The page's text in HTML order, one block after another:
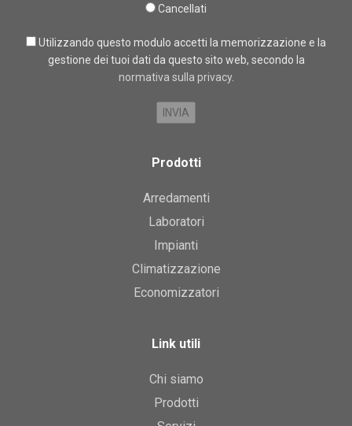
Cancellati
Utilizzando questo modulo accetti la memorizzazione e la
gestione dei tuoi dati da questo sito web, secondo la
normativa sulla privacy.
Prodotti
Arredamenti
Laboratori
Impianti
Climatizzazione
Economizzatori
Link utili
Chi siamo
Prodotti